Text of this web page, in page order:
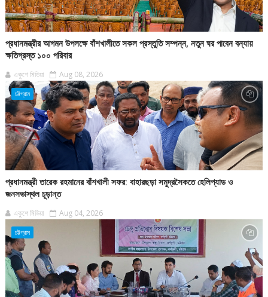
প্রধানমন্ত্রীর আগমন উপলক্ষে বাঁশখালীতে সকল প্রস্তুতি সম্পন্ন, নতুন ঘর পাবেন বন্যায়
ক্ষতিগ্রস্ত ১০০ পরিবার
একুশে মিডিয়া Aug 08, 2026
চট্টগ্রাম
প্রধানমন্ত্রী তারেক রহমানের বাঁশখালী সফর: বাহারছড়া সমুদ্রসৈকতে হেলিপ্যাড ও
জনসভাস্থল চূড়ান্ত
একুশে মিডিয়া Aug 04, 2026
চট্টগ্রাম